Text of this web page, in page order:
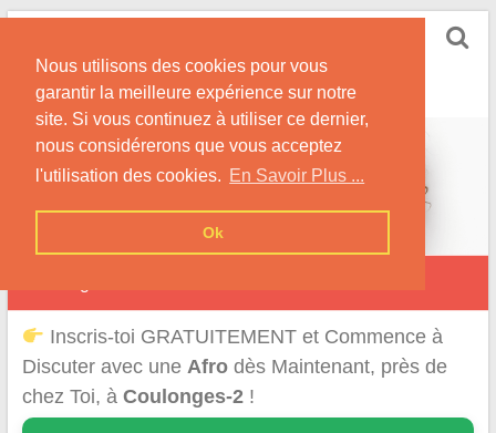
Nous utilisons des cookies pour vous
garantir la meilleure expérience sur notre
site. Si vous continuez à utiliser ce dernier,
nous considérerons que vous acceptez
l'utilisation des cookies. En Savoir Plus ...
Ok
Skip
content
Conseils pour des Rencontres Coquines avec des
Afros !
Inscris-toi GRATUITEMENT et Commence à
Discuter avec une Afrodès Maintenant, près de
chez Toi, à Coulonges-2!